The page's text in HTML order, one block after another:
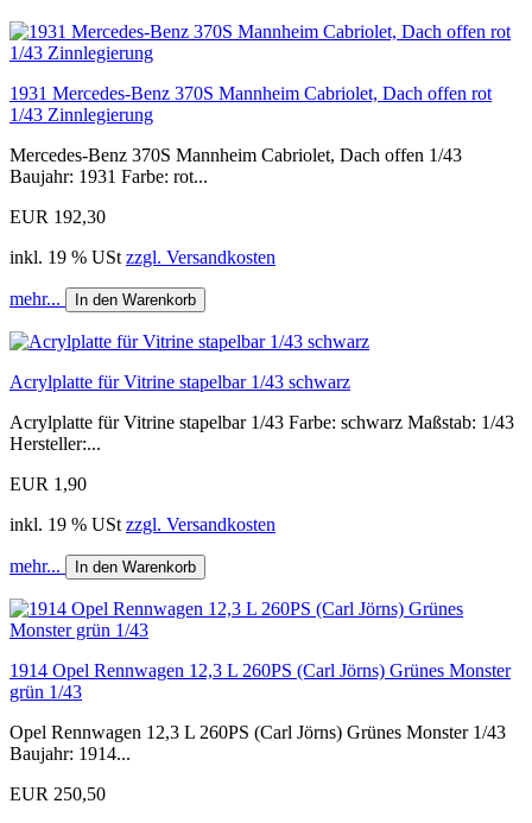
1931 Mercedes-Benz 370S Mannheim Cabriolet, Dach offen rot
1/43 Zinnlegierung
Mercedes-Benz 370S Mannheim Cabriolet, Dach offen 1/43
Baujahr: 1931 Farbe: rot...
EUR 192,30
inkl. 19 % USt zzgl. Versandkosten
mehr... In den Warenkorb
Acrylplatte für Vitrine stapelbar 1/43 schwarz
Acrylplatte für Vitrine stapelbar 1/43 Farbe: schwarz Maßstab: 1/43
Hersteller:...
EUR 1,90
inkl. 19 % USt zzgl. Versandkosten
mehr... In den Warenkorb
1914 Opel Rennwagen 12,3 L 260PS (Carl Jörns) Grünes Monster
grün 1/43
Opel Rennwagen 12,3 L 260PS (Carl Jörns) Grünes Monster 1/43
Baujahr: 1914...
EUR 250,50